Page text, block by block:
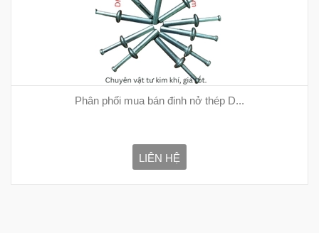
Phân phối mua bán đinh nở thép D...
LIÊN HỆ